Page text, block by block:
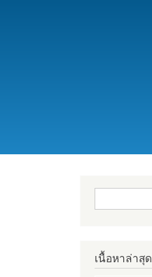
ฟอร์มค้นหา
เนื้อหาล่าสุด